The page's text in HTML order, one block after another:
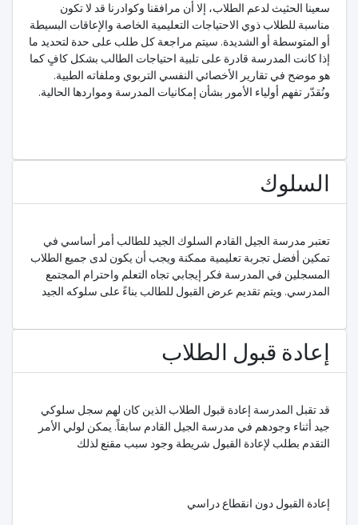
سعينا الحثيث لدعم الطلاب، إلا أن مرافقنا وكوادرنا قد لا تكون
مناسبة للطلاب ذوي الاحتياجات التعليمية الخاصة والإعاقات البسيطة
أو المتوسطة أو الشديدة. سيتم مراجعة كل طلب على حدة لتحديد ما
إذا كانت المدرسة قادرة على تلبية احتياجات الطالب بشكل كافٍ كما
هو موضح في تقارير الأخصائي النفسي التربوي وملفاته الطبية.
ونُقدّر تفهم أولياء الأمور بشأن إمكانيات المدرسة ومواردها الحالية.
السلوك
تعتبر مدرسة الجيل القادم السلوك الجيد للطالب أمر أساسي في
تمكين أفضل تجربة تعليمية ممكنة ويجب أن يكون لدى جميع الطلاب
المسجلين في المدرسة فكر إيجابي تجاه التعلم واحترام المجتمع
المدرسي. ويتم تقديم عرض القبول للطالب بناءً على سلوكه الجيد
إعادة قبول الطلاب
قد تقبل المدرسة إعادة قبول الطلاب الذين كان لهم سجل سلوكي
جيد أثناء وجودهم في مدرسة الجيل القادم سابقاً. يمكن لولي الأمر
التقدم بطلب لإعادة القبول شريطة وجود سبب مقنع لذلك
إعادة القبول دون انقطاع دراسي